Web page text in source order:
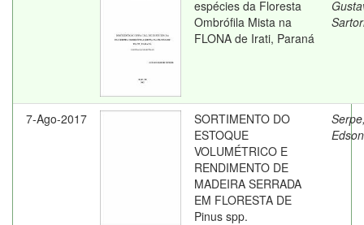
espécies da Floresta
Ombrófila Mista na
FLONA de Irati, Paraná
7-Ago-2017
SORTIMENTO DO
ESTOQUE
VOLUMÉTRICO E
RENDIMENTO DE
MADEIRA SERRADA
EM FLORESTA DE
Pinus spp.